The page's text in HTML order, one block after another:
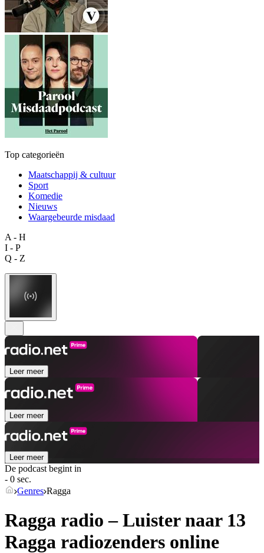
Top categorieën
Maatschappij & cultuur
Sport
Komedie
Nieuws
Waargebeurde misdaad
A - H
I - P
Q - Z
Leer meer
Leer meer
Leer meer
De podcast begint in
- 0 sec.
Genres Ragga
Ragga radio – Luister naar 13
Ragga radiozenders online